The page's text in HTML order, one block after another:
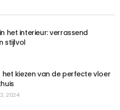
het interieur: verrassend
stijlvol
het kiezen van de perfecte vloer
2024